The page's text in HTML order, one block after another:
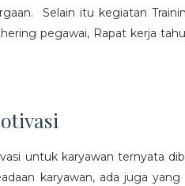
Selain itu kegiatan
pegawai, Rapat kerja
untuk karyawan ternyata
karyawan, ada juga